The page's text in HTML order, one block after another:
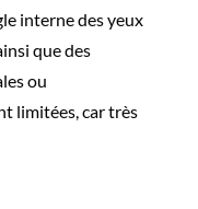
interne des yeux
que des
ou
limitées, car très